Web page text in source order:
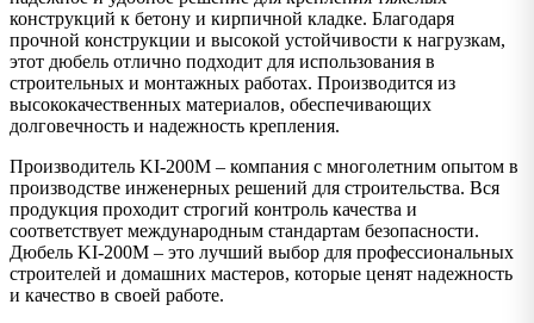
конструкций к бетону и кирпичной кладке. Благодаря
прочной конструкции и высокой устойчивости к нагрузкам,
этот дюбель отлично подходит для использования в
строительных и монтажных работах. Производится из
высококачественных материалов, обеспечивающих
долговечность и надежность крепления.
Производитель KI-200М – компания с многолетним опытом в
производстве инженерных решений для строительства. Вся
продукция проходит строгий контроль качества и
соответствует международным стандартам безопасности.
Дюбель KI-200М – это лучший выбор для профессиональных
строителей и домашних мастеров, которые ценят надежность
и качество в своей работе.